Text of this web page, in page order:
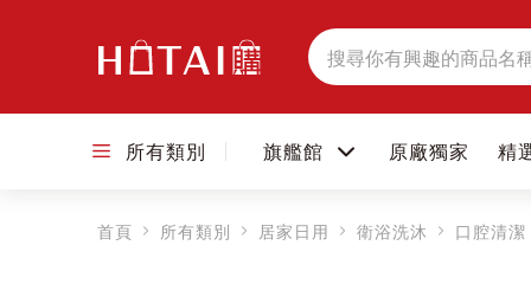
搜
尋
所有類別 旗艦館 原廠獨家 精
首頁 所有類別 居家日用 衛浴洗沐 口腔清潔